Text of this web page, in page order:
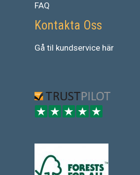
FAQ
Kontakta Oss
Gå til kundservice här